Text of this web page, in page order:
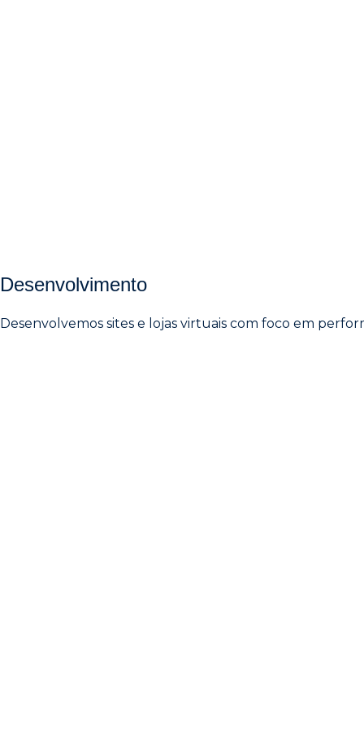
Desenvolvimento
Desenvolvemos sites e lojas virtuais com foco em